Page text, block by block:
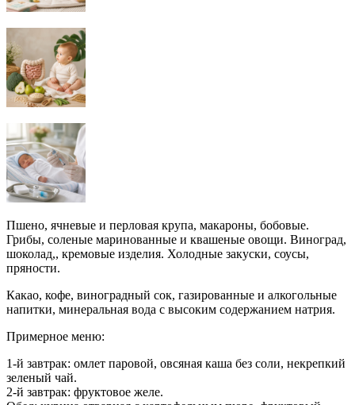
Пшено, ячневые и перловая крупа, макароны, бобовые.
Грибы, соленые маринованные и квашеные овощи. Виноград,
шоколад,, кремовые изделия. Холодные закуски, соусы,
пряности.
Какао, кофе, виноградный сок, газированные и алкогольные
напитки, минеральная вода с высоким содержанием натрия.
Примерное меню:
1-й завтрак: омлет паровой, овсяная каша без соли, некрепкий
зеленый чай.
2-й завтрак: фруктовое желе.